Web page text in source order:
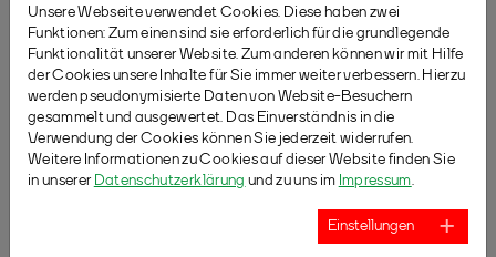
Unsere Webseite verwendet Cookies. Diese haben zwei
Funktionen: Zum einen sind sie erforderlich für die grundlegende
Funktionalität unserer Website. Zum anderen können wir mit Hilfe
der Cookies unsere Inhalte für Sie immer weiter verbessern. Hierzu
werden pseudonymisierte Daten von Website-Besuchern
gesammelt und ausgewertet. Das Einverständnis in die
Verwendung der Cookies können Sie jederzeit widerrufen.
Weitere Informationen zu Cookies auf dieser Website finden Sie
in unserer Datenschutzerklärung und zu uns im Impressum
Einstellungen